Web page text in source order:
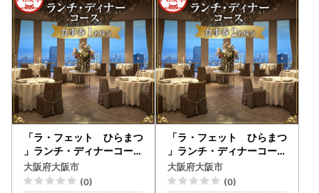
「ラ・フェット ひらまつ
」ランチ・ディナーコース
１名券_OS034-0001
大阪府大阪市
(0)
「ラ・フェット ひらまつ
」ランチ・ディナーコース
2名券_OS034-0006
大阪府大阪市
(0)